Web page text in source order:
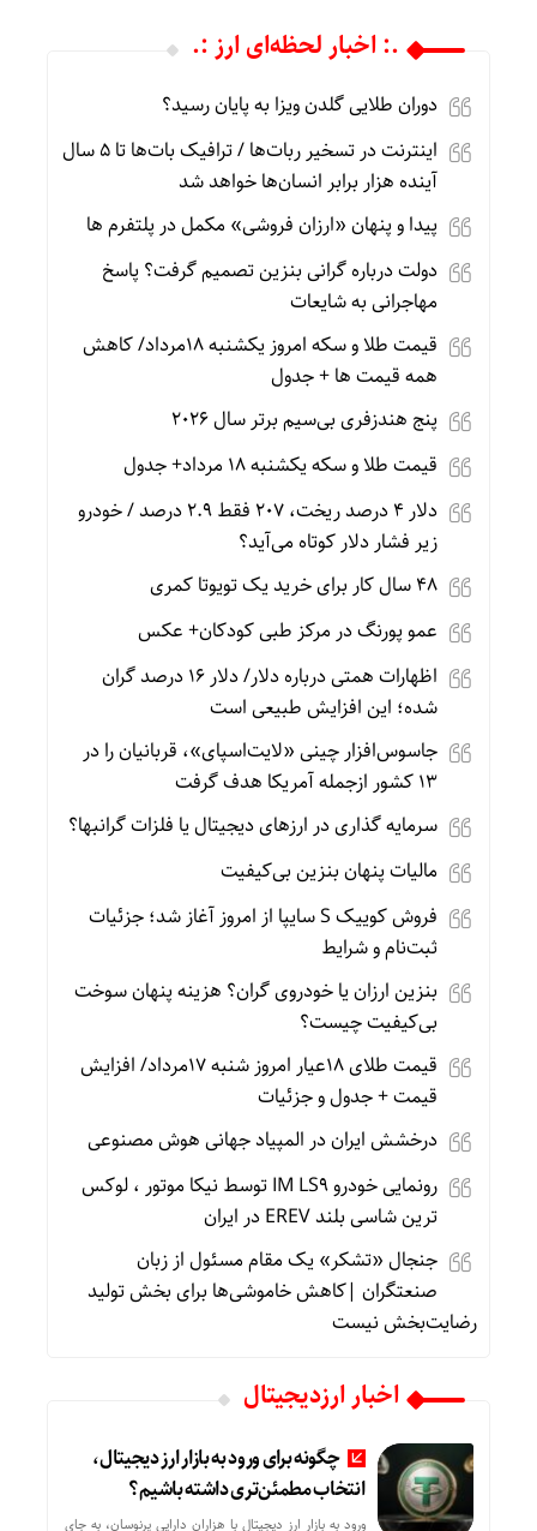
.: اخبار لحظه‌ای ارز :.
دوران طلایی گلدن ویزا به پایان رسید؟
اینترنت در تسخیر ربات‌ها / ترافیک بات‌ها تا ۵ سال
آینده هزار برابر انسان‌ها خواهد شد
پیدا و پنهان «ارزان فروشی» مکمل در پلتفرم ها
دولت درباره گرانی بنزین تصمیم گرفت؟ پاسخ
مهاجرانی به شایعات
قیمت طلا و سکه امروز یکشنبه 18مرداد/ کاهش
همه قیمت ها + جدول
پنج هندزفری بی‌سیم برتر سال ۲۰۲۶
قیمت طلا و سکه یکشنبه 18 مرداد+ جدول
دلار ۴ درصد ریخت، ۲۰۷ فقط ۲.۹ درصد / خودرو
زیر فشار دلار کوتاه می‌آید؟
۴۸ سال کار برای خرید یک تویوتا کمری
عمو پورنگ در مرکز طبی کودکان+ عکس
اظهارات همتی درباره دلار/ دلار ۱۶ درصد گران
شده؛ این افزایش طبیعی است
جاسوس‌افزار چینی «لایت‌اسپای»، قربانیان را در
۱۳ کشور ازجمله آمریکا هدف گرفت
سرمایه گذاری در ارزهای دیجیتال یا فلزات گرانبها؟
مالیات پنهان بنزین بی‌کیفیت
فروش کوییک S سایپا از امروز آغاز شد؛ جزئیات
ثبت‌نام و شرایط
بنزین ارزان یا خودروی گران؟ هزینه پنهان سوخت
بی‌کیفیت چیست؟
قیمت طلای 18عیار امروز شنبه 17مرداد/ افزایش
قیمت + جدول و جزئیات
درخشش ایران در المپیاد جهانی هوش مصنوعی
رونمایی خودرو IM LS9 توسط نیکا موتور ، لوکس
ترین شاسی بلند EREV در ایران
جنجال «تشکر» یک مقام مسئول از زبان
صنعتگران |کاهش خاموشی‌ها برای بخش تولید
رضایت‌بخش نیست
اخبار ارزدیجیتال
چگونه برای ورود به بازار ارز دیجیتال،
انتخاب مطمئن‌تری داشته باشیم؟
ورود به بازار ارز دیجیتال با هزاران دارایی پرنوسان، به جای